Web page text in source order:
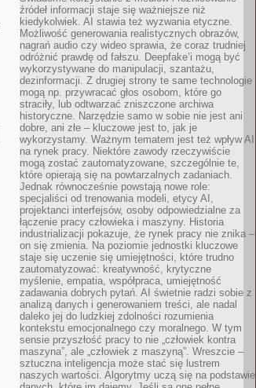
źródeł informacji staje się ważniejsze niż
kiedykolwiek. AI stawia też wyzwania etyczne.
Możliwość generowania realistycznych obrazów,
nagrań audio czy wideo sprawia, że coraz trudniej
odróżnić prawdę od fałszu. Deepfake’i mogą być
wykorzystywane do manipulacji, szantażu,
dezinformacji. Z drugiej strony te same technologie
mogą np. przywracać głos osobom, które go
straciły, lub odtwarzać zniszczone archiwa
historyczne. Narzędzie samo w sobie nie jest ani
dobre, ani złe – kluczowe jest to, jak je
wykorzystamy. Ważnym tematem jest też wpływ AI
na rynek pracy. Niektóre zawody rzeczywiście
mogą zostać zautomatyzowane, szczególnie te,
które opierają się na powtarzalnych zadaniach.
Jednak równocześnie powstają nowe role:
specjaliści od trenowania modeli, etycy AI,
projektanci interfejsów, osoby odpowiedzialne za
łączenie pracy człowieka i maszyny. Historia
industrializacji pokazuje, że rynek pracy nie znika –
on się zmienia. Na poziomie jednostki kluczowe
staje się uczenie się umiejętności, które trudno
zautomatyzować: kreatywność, krytyczne
myślenie, empatia, współpraca, umiejętność
zadawania dobrych pytań. AI świetnie radzi sobie z
analizą danych i generowaniem treści, ale nadal
daleko jej do ludzkiej zdolności rozumienia
kontekstu emocjonalnego czy moralnego. W tym
sensie przyszłość pracy to nie „człowiek kontra
maszyna”, ale „człowiek z maszyną”. Wreszcie –
sztuczna inteligencja może stać się lustrem
naszych wartości. Algorytmy uczą się na podstawie